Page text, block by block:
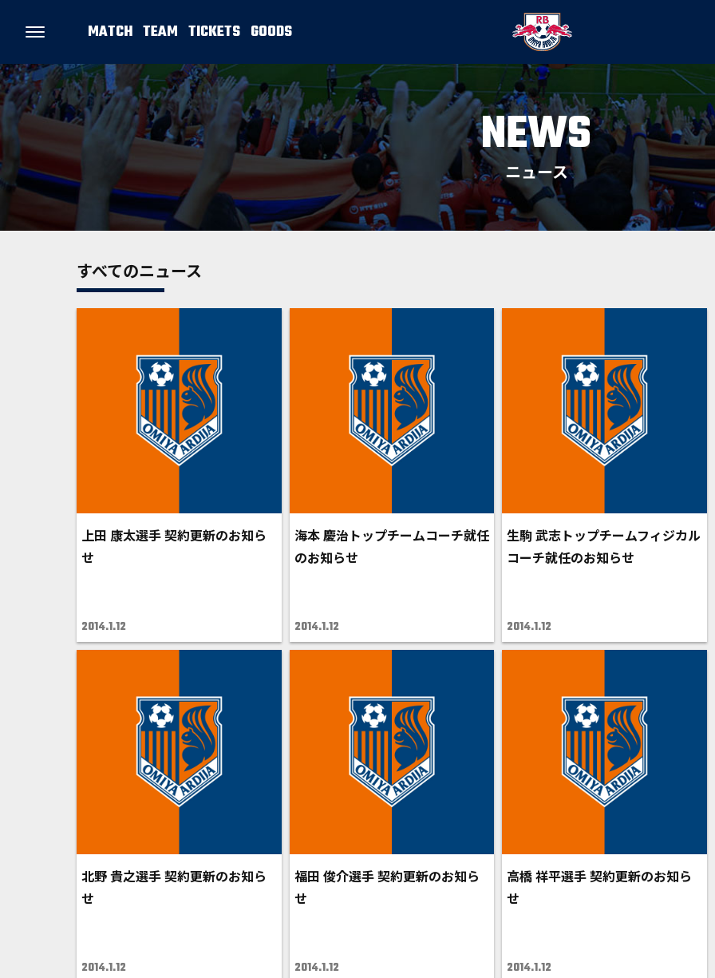
MATCH TEAM TICKETS GOODS
NEWS
ニュース
すべてのニュース
上田 康太選手 契約更新のお知ら
せ
2014.1.12
海本 慶治トップチームコーチ就任
のお知らせ
2014.1.12
生駒 武志トップチームフィジカル
コーチ就任のお知らせ
2014.1.12
北野 貴之選手 契約更新のお知ら
せ
2014.1.12
福田 俊介選手 契約更新のお知ら
せ
2014.1.12
高橋 祥平選手 契約更新のお知ら
せ
2014.1.12